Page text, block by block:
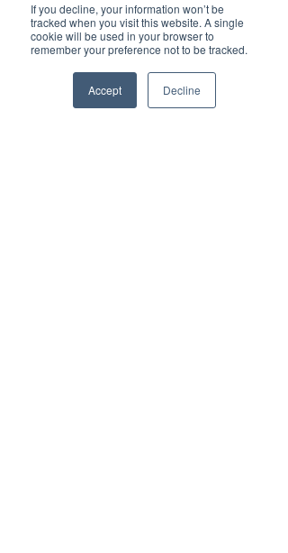
If you decline, your information won’t be
tracked when you visit this website. A single
cookie will be used in your browser to
remember your preference not to be tracked.
Accept Decline
Send
Email Facebook